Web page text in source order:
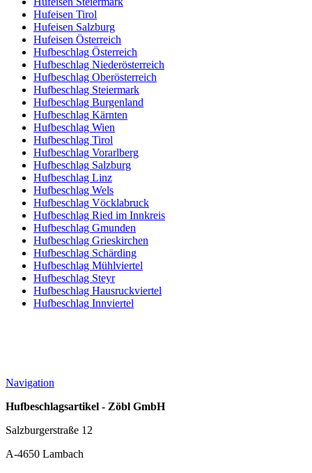
Hufeisen Tirol
Hufeisen Salzburg
Hufeisen Österreich
Hufbeschlag Österreich
Hufbeschlag Niederösterreich
Hufbeschlag Oberösterreich
Hufbeschlag Steiermark
Hufbeschlag Burgenland
Hufbeschlag Kärnten
Hufbeschlag Wien
Hufbeschlag Tirol
Hufbeschlag Vorarlberg
Hufbeschlag Salzburg
Hufbeschlag Linz
Hufbeschlag Wels
Hufbeschlag Vöcklabruck
Hufbeschlag Ried im Innkreis
Hufbeschlag Gmunden
Hufbeschlag Grieskirchen
Hufbeschlag Schärding
Hufbeschlag Mühlviertel
Hufbeschlag Steyr
Hufbeschlag Hausruckviertel
Hufbeschlag Innviertel
Navigation
Hufbeschlagsartikel - Zöbl GmbH
Salzburgerstraße 12
A-4650 Lambach